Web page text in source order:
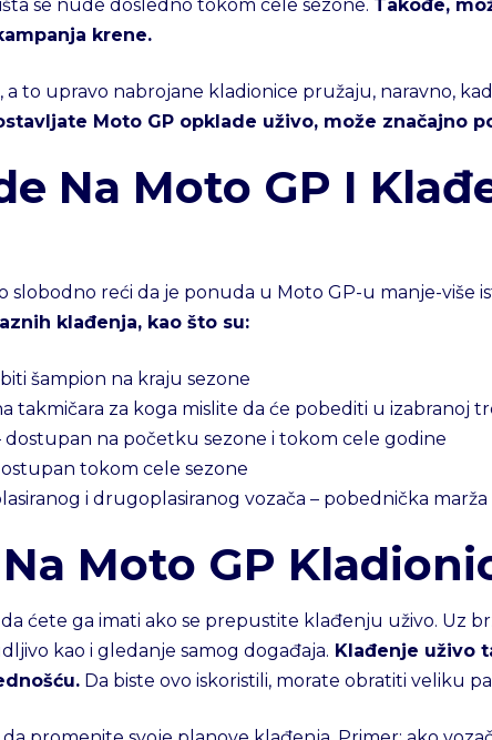
se nude dosledno tokom cele sezone. Takođe,
krene.
a to upravo nabrojane kladionice pružaju, naravno,
Moto GP opklade uživo, može značajno
Na Moto GP I
slobodno reći da je ponuda u Moto GP-u manje-više
klađenja, kao što su:
šampion na kraju sezone
takmičara za koga mislite da će pobediti u izabranoj
na početku sezone i tokom cele godine
tokom cele sezone
i drugoplasiranog vozača – pobednička marža
Moto GP
ćete ga imati ako se prepustite klađenju uživo. Uz
kao i gledanje samog događaja. Klađenje uživo
Da biste ovo iskoristili, morate obratiti veliku